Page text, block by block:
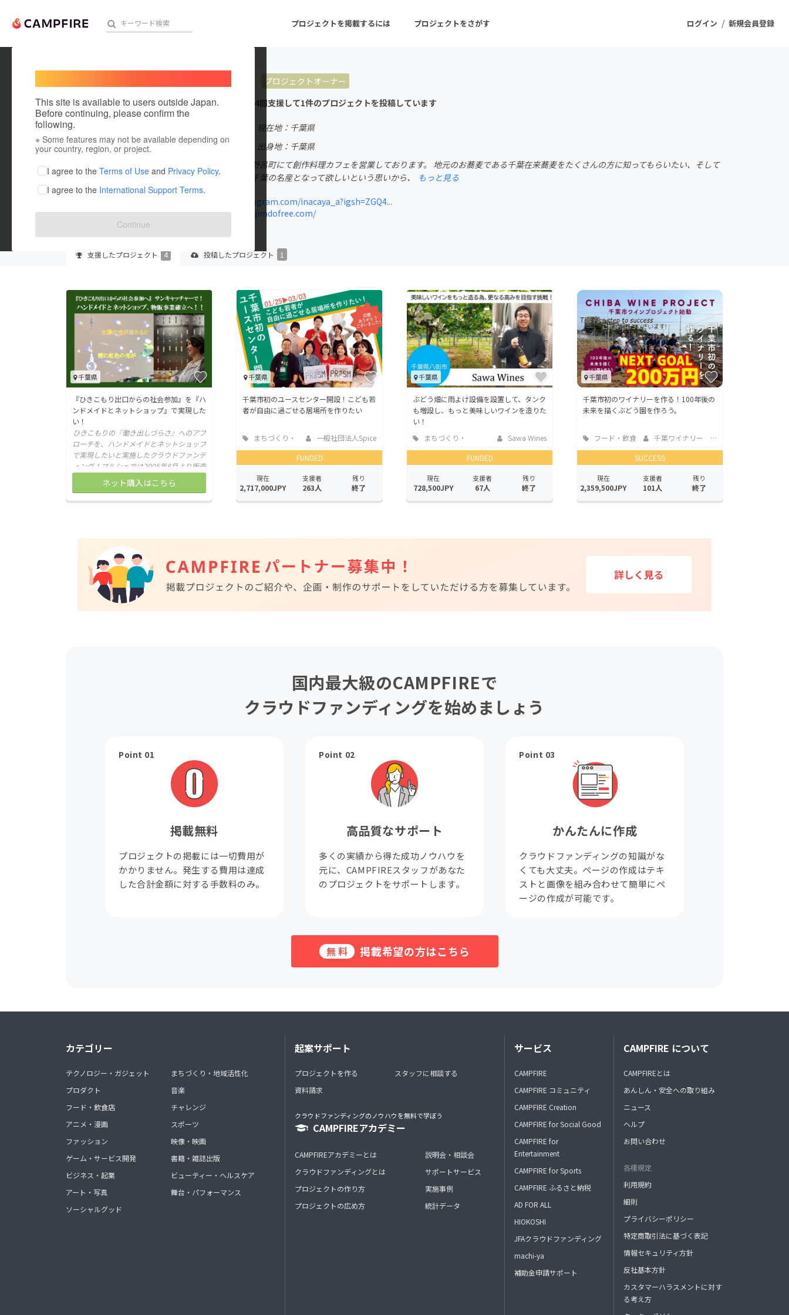
ログイン / 新規会員登録
プロジェクトを掲載するには プロジェクトをさがす
人気のプロジェクト 注目のリターン 注目の新着プロジェクト
アート・写真 音楽
テクノロジー・ガジェット
ゲーム・サービス開発 フード・飲食店
ファッション
映像・映画
ビジネス・起業
チャレンジ
まちづくり・地域活性化
CAMPFIREふるさと納税
machi-ya コミュニティ
This site is available to users outside Japan.
Before continuing, please confirm the
following.
※ Some features may not be available depending on
your country, region, or project.
I agree to the Terms of Use and Privacy Policy.
I agree to the International Support Terms.
Continue
プロジェクトオーナー
これまでに4回支援して1件のプロジェクトを投稿しています
現在地：千葉県
出身国：日本
出身地：千葉県
千葉市若葉区野呂町にて創作料理カフェを営業しております。 地元のお蕎麦である千葉在来蕎麦をたくさんの方に知ってもらいたい、そして
未来まで残る千葉の名産となって欲しいという思いから、
もっと見る
www.instagram.com/inacaya_a?igsh=ZGQ4...
daiwa243.jimdofree.com/
支援したプロジェクト 4 投稿したプロジェクト 1
千葉県
『ひきこもり出口からの社会参加』を『ハ
ンドメイドとネットショップ』で実現した
い！
ひきこもりの『働き出しづらさ』へのアプ
ローチを、ハンドメイドとネットショップ
で実現したいと実施したクラウドファンデ
ィング！マルシェでは2005年8月より販売
開始。そしてネットショップも開設しまし
た！！
ネット購入はこちら
千葉県
千葉市初のユースセンター開設！こども若
者が自由に過ごせる居場所を作りたい
まちづくり・
地域活性化
一般社団法人Spice
FUNDED
現在
2,717,000JPY
支援者
263人
残り
終了
千葉県
ぶどう畑に雨よけ設備を設置して、タンク
も増設し、もっと美味しいワインを造りた
い！
まちづくり・
地域活性化
Sawa Wines
FUNDED
現在
728,500JPY
支援者
67人
残り
終了
千葉県
千葉市初のワイナリーを作る！100年後の
未来を描くぶどう園を作ろう。
フード・飲食
店
千葉ワイナリー 大塚裕敬
SUCCESS
現在
2,359,500JPY
支援者
101人
残り
終了
国内最大級のCAMPFIREで
クラウドファンディングを始めましょう
Point 01
掲載無料
プロジェクトの掲載には一切費用が
かかりません。発生する費用は達成
した合計金額に対する手数料のみ。
Point 02
高品質なサポート
多くの実績から得た成功ノウハウを
元に、CAMPFIREスタッフがあなた
のプロジェクトをサポートします。
Point 03
かんたんに作成
クラウドファンディングの知識がな
くても大丈夫。ページの作成はテキ
ストと画像を組み合わせて簡単にペ
ージの作成が可能です。
無料 掲載希望の方はこちら
カテゴリー
テクノロジー・ガジェット
プロダクト
フード・飲食店
アニメ・漫画
ファッション
ゲーム・サービス開発
ビジネス・起業
アート・写真
ソーシャルグッド
まちづくり・地域活性化
音楽
チャレンジ
スポーツ
映像・映画
書籍・雑誌出版
ビューティー・ヘルスケア
舞台・パフォーマンス
起案サポート
プロジェクトを作る
資料請求
スタッフに相談する
クラウドファンディングのノウハウを無料で学ぼう
CAMPFIREアカデミー
CAMPFIREアカデミーとは
クラウドファンディングとは
プロジェクトの作り方
プロジェクトの広め方
説明会・相談会
サポートサービス
実施事例
統計データ
サービス
CAMPFIRE
CAMPFIRE コミュニティ
CAMPFIRE Creation
CAMPFIRE for Social Good
CAMPFIRE for
Entertainment
CAMPFIRE for Sports
CAMPFIRE ふるさと納税
AD FOR ALL
HIOKOSHI
JFAクラウドファンディング
machi-ya
補助金申請サポート
CAMPFIRE について
CAMPFIREとは
あんしん・安全への取り組み
ニュース
ヘルプ
お問い合わせ
各種規定
利用規約
細則
プライバシーポリシー
特定商取引法に基づく表記
情報セキュリティ方針
反社基本方針
カスタマーハラスメントに対す
る考え方